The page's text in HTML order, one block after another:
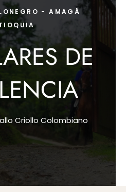
- AMAGÁ
DE
Criollo Colombiano